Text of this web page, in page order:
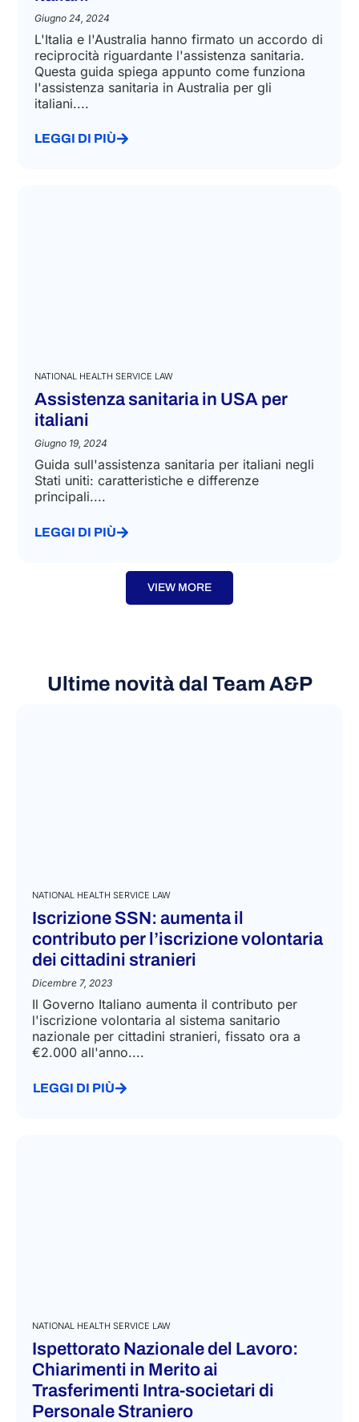
Giugno 24, 2024
L'Italia e l'Australia hanno firmato un accordo di
reciprocità riguardante l'assistenza sanitaria.
Questa guida spiega appunto come funziona
l'assistenza sanitaria in Australia per gli
italiani....
LEGGI DI PIÙ
NATIONAL HEALTH SERVICE LAW
Assistenza sanitaria in USA per
italiani
Giugno 19, 2024
Guida sull'assistenza sanitaria per italiani negli
Stati uniti: caratteristiche e differenze
principali....
LEGGI DI PIÙ
VIEW MORE
Ultime novità dal Team A&P
NATIONAL HEALTH SERVICE LAW
Iscrizione SSN: aumenta il
contributo per l’iscrizione volontaria
dei cittadini stranieri
Dicembre 7, 2023
Il Governo Italiano aumenta il contributo per
l'iscrizione volontaria al sistema sanitario
nazionale per cittadini stranieri, fissato ora a
€2.000 all'anno....
LEGGI DI PIÙ
NATIONAL HEALTH SERVICE LAW
Ispettorato Nazionale del Lavoro:
Chiarimenti in Merito ai
Trasferimenti Intra-societari di
Personale Straniero